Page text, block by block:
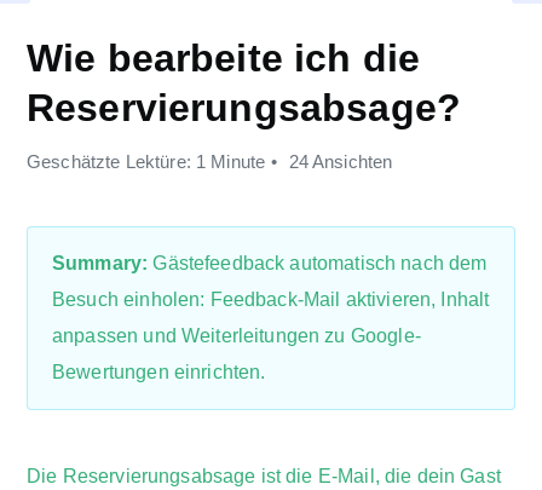
Wie bearbeite ich die
Reservierungsabsage?
Geschätzte Lektüre: 1 Minute 24 Ansichten
Summary:Gästefeedback automatisch nach dem
Besuch einholen: Feedback-Mail aktivieren, Inhalt
anpassen und Weiterleitungen zu Google-
Bewertungen einrichten.
Die Reservierungsabsage ist die E-Mail, die dein Gast